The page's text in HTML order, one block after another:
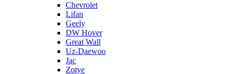
Chevrolet
Lifan
Geely
DW Hover
Great Wall
Uz-Daewoo
Jac
Zotye